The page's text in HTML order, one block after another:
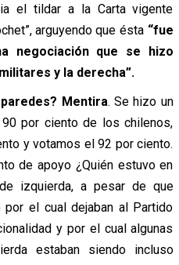
el tildar a la Carta vigente
arguyendo que ésta“fue
negociación que se hizo
y la derecha”.
Mentira. Se hizo un
por ciento de los chilenos,
y votamos el 92 por ciento.
de apoyo ¿Quién estuvo en
izquierda, a pesar de que
el cual dejaban al Partido
y por el cual algunas
estaban siendo incluso